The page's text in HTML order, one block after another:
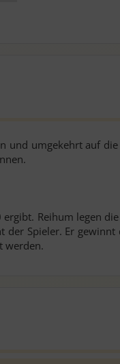
und umgekehrt auf
Reihum legen
Spieler. Er gewinnt
werden.